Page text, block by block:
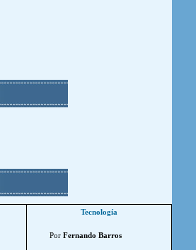
Tecnología
Por Fernando Barros